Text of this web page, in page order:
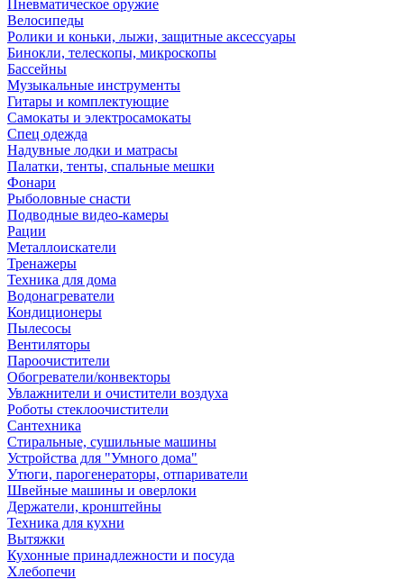
Пневматическое оружие
Велосипеды
Ролики и коньки, лыжи, защитные аксессуары
Бинокли, телескопы, микроскопы
Бассейны
Музыкальные инструменты
Гитары и комплектующие
Самокаты и электросамокаты
Спец одежда
Надувные лодки и матрасы
Палатки, тенты, спальные мешки
Фонари
Рыболовные снасти
Подводные видео-камеры
Рации
Металлоискатели
Тренажеры
Техника для дома
Водонагреватели
Кондиционеры
Пылесосы
Вентиляторы
Пароочистители
Обогреватели/конвекторы
Увлажнители и очистители воздуха
Роботы стеклоочистители
Сантехника
Стиральные, сушильные машины
Устройства для "Умного дома"
Утюги, парогенераторы, отпариватели
Швейные машины и оверлоки
Держатели, кронштейны
Техника для кухни
Вытяжки
Кухонные принадлежности и посуда
Хлебопечи